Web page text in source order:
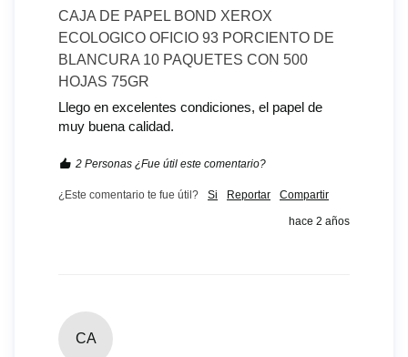
CAJA DE PAPEL BOND XEROX
ECOLOGICO OFICIO 93 PORCIENTO DE
BLANCURA 10 PAQUETES CON 500
HOJAS 75GR
Llego en excelentes condiciones, el papel de
muy buena calidad.
2 Personas ¿Fue útil este comentario?
¿Este comentario te fue útil? Si Reportar Compartir
hace 2 años
CA